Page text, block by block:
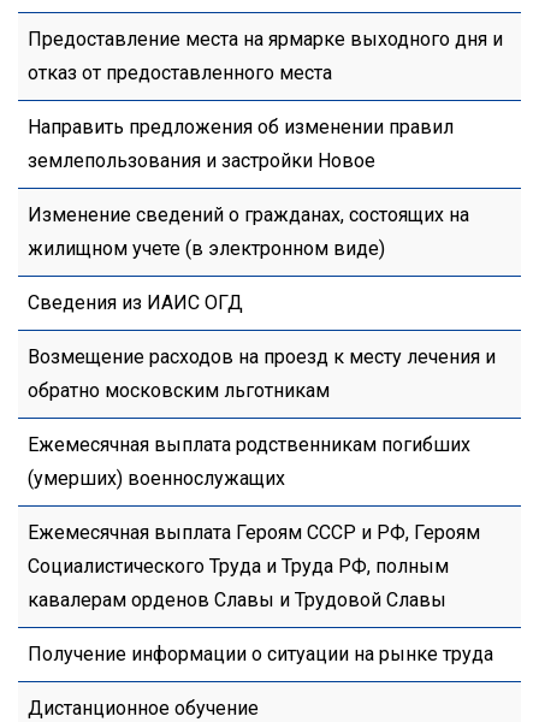
Предоставление места на ярмарке выходного дня и
отказ от предоставленного места
Направить предложения об изменении правил
землепользования и застройки Новое
Изменение сведений о гражданах, состоящих на
жилищном учете (в электронном виде)
Сведения из ИАИС ОГД
Возмещение расходов на проезд к месту лечения и
обратно московским льготникам
Ежемесячная выплата родственникам погибших
(умерших) военнослужащих
Ежемесячная выплата Героям СССР и РФ, Героям
Социалистического Труда и Труда РФ, полным
кавалерам орденов Славы и Трудовой Славы
Получение информации о ситуации на рынке труда
Дистанционное обучение